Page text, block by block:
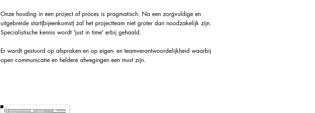
Onze houding in een project of proces is pragmatisch. Na een zorgvuldige en
uitgebreide start(bijeenkomst) zal het projectteam niet groter dan noodzakelijk zijn.
Specialistische kennis wordt 'just in time' erbij gehaald.
Er wordt gestuurd op afspraken en op eigen- en teamverantwoordelijkheid waarbij
open communicatie en heldere afwegingen een must zijn.